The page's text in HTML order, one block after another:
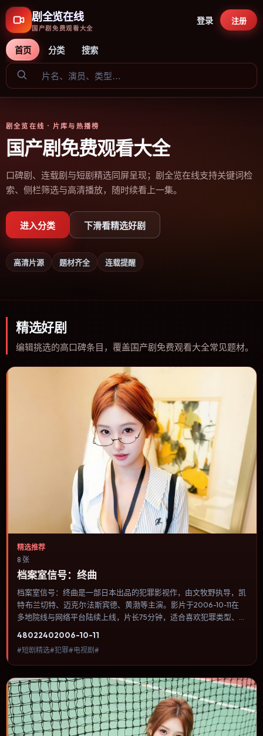
剧全览在线
国产剧免费观看大全
首页 分类 搜索
登录 注册
剧全览在线 · 片库与热播榜
国产剧免费观看大全
口碑剧、连载剧与短剧精选同屏呈现；剧全览在线支持关键词检
索、侧栏筛选与高清播放，随时续看上一集。
进入分类 下滑看精选好剧
高清片源 题材齐全 连载提醒
精选好剧
编辑挑选的高口碑条目，覆盖国产剧免费观看大全常见题材。
精选推荐
8 张
档案室信号：终曲
档案室信号：终曲是一部日本出品的犯罪影视作，由文牧野执导，凯
特·布兰切特、迈克尔·法斯宾德、黄渤等主演。影片于2006-10-11在
多地院线与网络平台陆续上线，片长75分钟，适合喜欢犯罪类型、关
进，节奏与视听语言统一，可作为休闲观影或类型片补片的选择。
48022402006-10-11
#短剧精选#犯罪#电视剧#